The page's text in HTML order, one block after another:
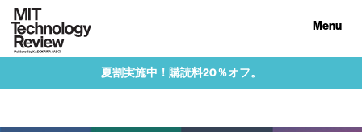
Menu
夏割実施中！購読料20％オフ。